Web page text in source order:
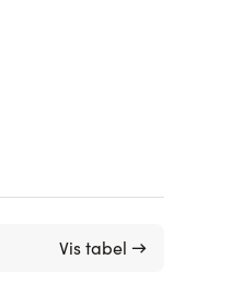
Vis tabel →